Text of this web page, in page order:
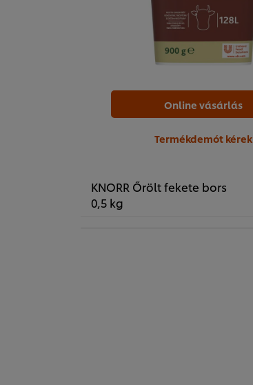
Online vásárlás
Termékdemót kérek
KNORR Őrölt fekete bors
0,5 kg